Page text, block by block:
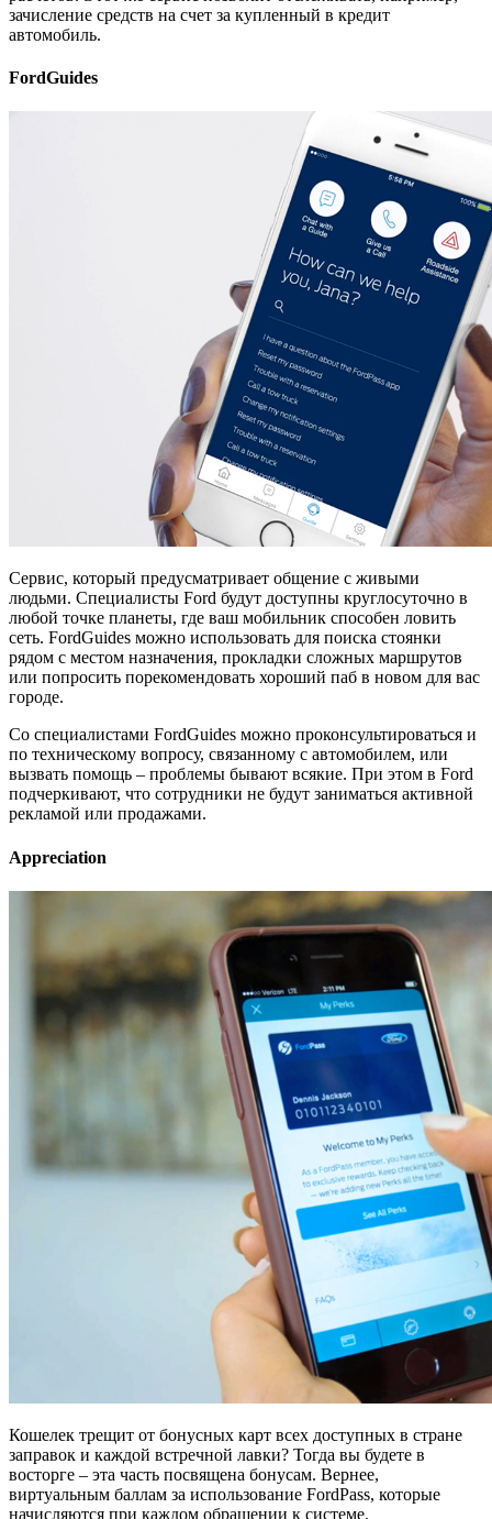
зачисление средств на счет за купленный в кредит
автомобиль.
FordGuides
Сервис, который предусматривает общение с живыми
людьми. Специалисты Ford будут доступны круглосуточно в
любой точке планеты, где ваш мобильник способен ловить
сеть. FordGuides можно использовать для поиска стоянки
рядом с местом назначения, прокладки сложных маршрутов
или попросить порекомендовать хороший паб в новом для вас
городе.
Со специалистами FordGuides можно проконсультироваться и
по техническому вопросу, связанному с автомобилем, или
вызвать помощь – проблемы бывают всякие. При этом в Ford
подчеркивают, что сотрудники не будут заниматься активной
рекламой или продажами.
Appreciation
Кошелек трещит от бонусных карт всех доступных в стране
заправок и каждой встречной лавки? Тогда вы будете в
восторге – эта часть посвящена бонусам. Вернее,
виртуальным баллам за использование FordPass, которые
начисляются при каждом обращении к системе.